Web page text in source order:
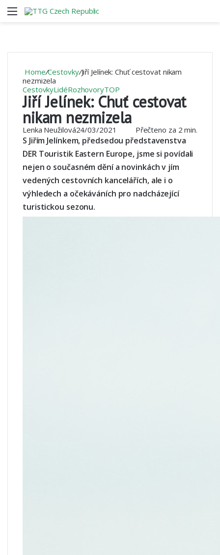
Menu
Home/Cestovky/Jiří Jelínek: Chuť cestovat nikam
nezmizela
CestovkyLidéRozhovoryTOP
Jiří Jelínek: Chuť cestovat
nikam nezmizela
Lenka Neužilová24/03/2021 Přečteno za 2 min.
S Jiřím Jelínkem, předsedou představenstva
DER Touristik Eastern Europe, jsme si povídali
nejen o současném dění a novinkách v jím
vedených cestovních kancelářích, ale i o
výhledech a očekáváních pro nadcházející
turistickou sezonu.